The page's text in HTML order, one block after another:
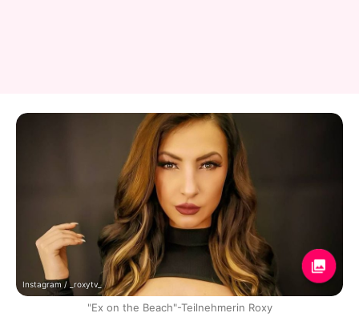
Instagram / _roxytv_
"Ex on the Beach"-Teilnehmerin Roxy